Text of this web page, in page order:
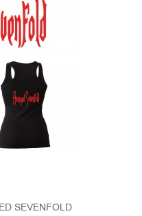
SEVENFOLD